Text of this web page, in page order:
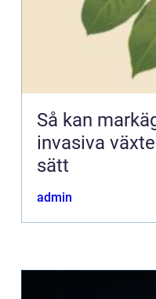
Så kan
invasiva
sätt
admin